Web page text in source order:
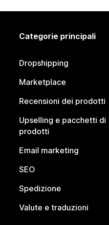
Categorie principali
Dropshipping
Marketplace
Recensioni dei prodotti
Upselling e pacchetti di
prodotti
Email marketing
SEO
Spedizione
Valute e traduzioni